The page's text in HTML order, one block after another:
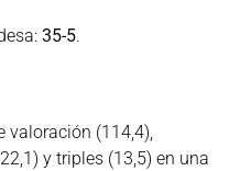
35-5.
valoración (114,4),
y triples (13,5) en una